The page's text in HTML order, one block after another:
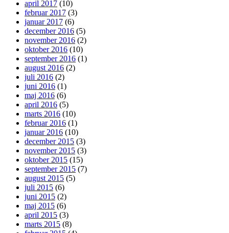
april 2017 (10)
februar 2017 (3)
januar 2017 (6)
december 2016 (5)
november 2016 (2)
oktober 2016 (10)
september 2016 (1)
august 2016 (2)
juli 2016 (2)
juni 2016 (1)
maj 2016 (6)
april 2016 (5)
marts 2016 (10)
februar 2016 (1)
januar 2016 (10)
december 2015 (3)
november 2015 (3)
oktober 2015 (15)
september 2015 (7)
august 2015 (5)
juli 2015 (6)
juni 2015 (2)
maj 2015 (6)
april 2015 (3)
marts 2015 (8)